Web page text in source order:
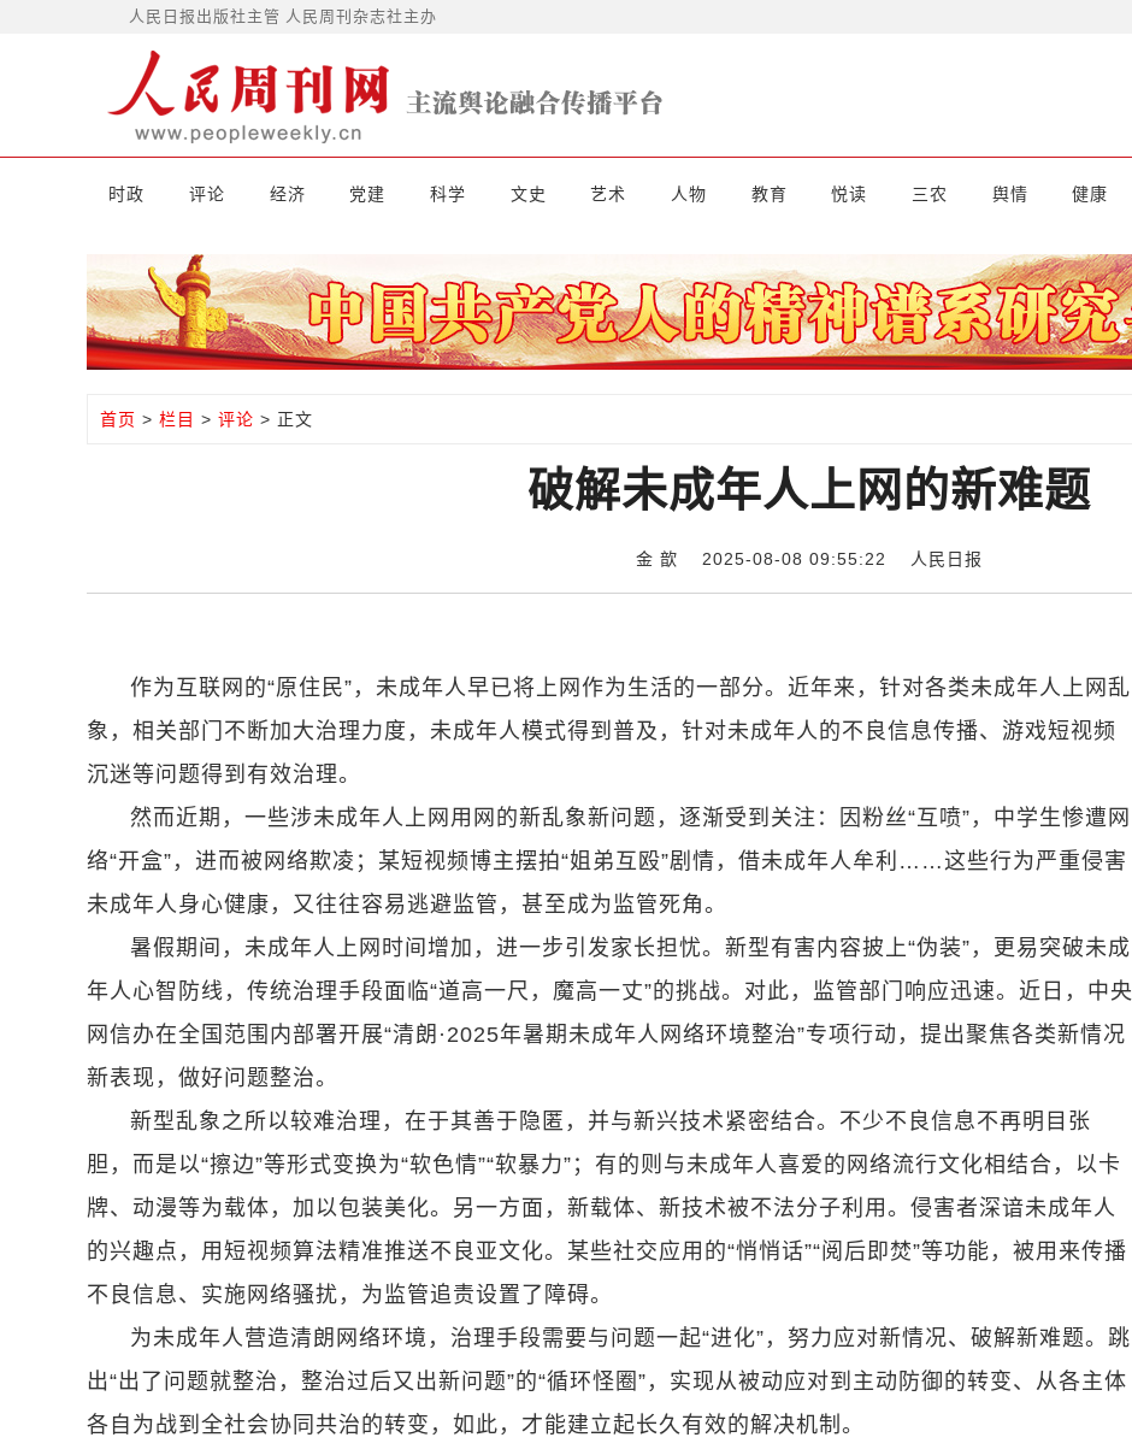
人民日报出版社主管 人民周刊杂志社主办
时政 评论 经济 党建 科学 文史 艺术 人物 教育 悦读 三农 舆情 健康
首页 > 栏目 > 评论 > 正文
破解未成年人上网的新难题
金 歆 2025-08-08 09:55:22 人民日报
作为互联网的“原住民”，未成年人早已将上网作为生活的一部分。近年来，针对各类未成年人上网乱
象，相关部门不断加大治理力度，未成年人模式得到普及，针对未成年人的不良信息传播、游戏短视频
沉迷等问题得到有效治理。
然而近期，一些涉未成年人上网用网的新乱象新问题，逐渐受到关注：因粉丝“互喷”，中学生惨遭网
络“开盒”，进而被网络欺凌；某短视频博主摆拍“姐弟互殴”剧情，借未成年人牟利……这些行为严重侵害
未成年人身心健康，又往往容易逃避监管，甚至成为监管死角。
暑假期间，未成年人上网时间增加，进一步引发家长担忧。新型有害内容披上“伪装”，更易突破未成
年人心智防线，传统治理手段面临“道高一尺，魔高一丈”的挑战。对此，监管部门响应迅速。近日，中央
网信办在全国范围内部署开展“清朗·2025年暑期未成年人网络环境整治”专项行动，提出聚焦各类新情况
新表现，做好问题整治。
新型乱象之所以较难治理，在于其善于隐匿，并与新兴技术紧密结合。不少不良信息不再明目张
胆，而是以“擦边”等形式变换为“软色情”“软暴力”；有的则与未成年人喜爱的网络流行文化相结合，以卡
牌、动漫等为载体，加以包装美化。另一方面，新载体、新技术被不法分子利用。侵害者深谙未成年人
的兴趣点，用短视频算法精准推送不良亚文化。某些社交应用的“悄悄话”“阅后即焚”等功能，被用来传播
不良信息、实施网络骚扰，为监管追责设置了障碍。
为未成年人营造清朗网络环境，治理手段需要与问题一起“进化”，努力应对新情况、破解新难题。跳
出“出了问题就整治，整治过后又出新问题”的“循环怪圈”，实现从被动应对到主动防御的转变、从各主体
各自为战到全社会协同共治的转变，如此，才能建立起长久有效的解决机制。